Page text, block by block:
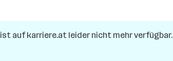
ist auf karriere.at leider nicht mehr verfügbar.